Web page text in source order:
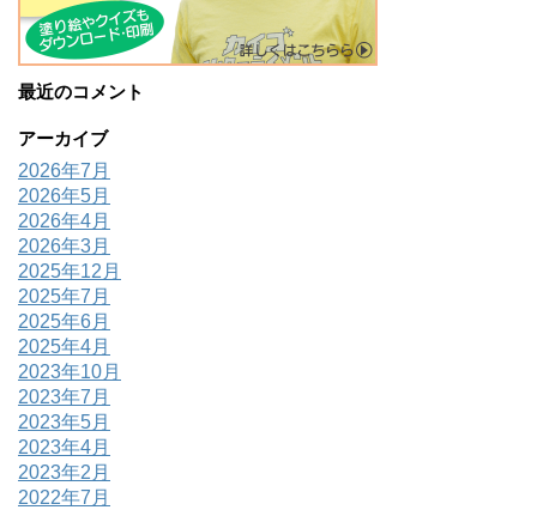
最近のコメント
アーカイブ
2026年7月
2026年5月
2026年4月
2026年3月
2025年12月
2025年7月
2025年6月
2025年4月
2023年10月
2023年7月
2023年5月
2023年4月
2023年2月
2022年7月